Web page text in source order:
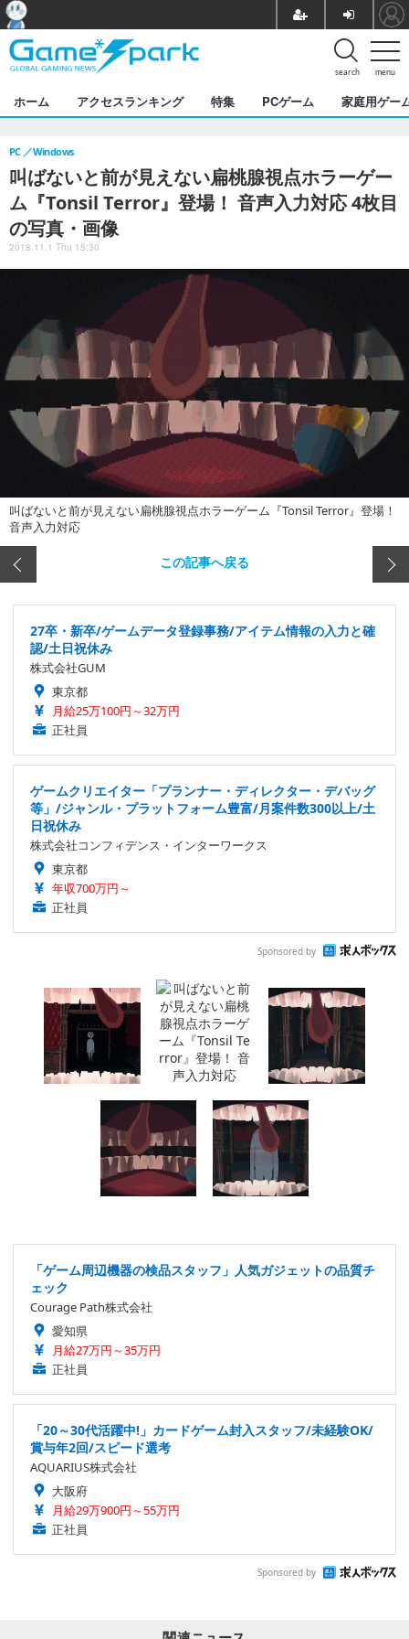
menu
search
ホーム アクセスランキング 特集 PCゲーム 家庭用ゲー
叫ばないと前が見えない扁桃腺視点ホラーゲー
ム『Tonsil Terror』登場！ 音声入力対応 4枚目
の写真・画像
PC Windows
2018.11.1 Thu 15:30
叫ばないと前が見えない扁桃腺視点ホラーゲーム『Tonsil Terror』登場！
音声入力対応
この記事へ戻る
27卒・新卒/ゲームデータ登録事務/アイテム情報の入力と確
認/土日祝休み
株式会社GUM
東京都
月給25万100円～32万円
正社員
ゲームクリエイター「プランナー・ディレクター・デバッグ
等」/ジャンル・プラットフォーム豊富/月案件数300以上/土
日祝休み
株式会社コンフィデンス・インターワークス
東京都
年収700万円～
正社員
Sponsored by
「ゲーム周辺機器の検品スタッフ」人気ガジェットの品質チ
ェック
Courage Path株式会社
愛知県
月給27万円～35万円
正社員
「20～30代活躍中!」カードゲーム封入スタッフ/未経験OK/
賞与年2回/スピード選考
AQUARIUS株式会社
大阪府
月給29万900円～55万円
正社員
Sponsored by